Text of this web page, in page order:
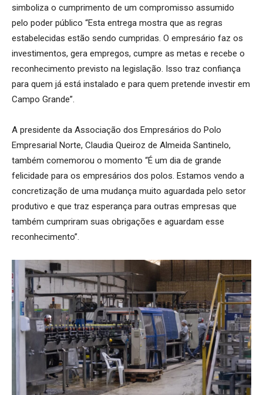
simboliza o cumprimento de um compromisso assumido
pelo poder público “Esta entrega mostra que as regras
estabelecidas estão sendo cumpridas. O empresário faz os
investimentos, gera empregos, cumpre as metas e recebe o
reconhecimento previsto na legislação. Isso traz confiança
para quem já está instalado e para quem pretende investir em
Campo Grande”.
A presidente da Associação dos Empresários do Polo
Empresarial Norte, Claudia Queiroz de Almeida Santinelo,
também comemorou o momento “É um dia de grande
felicidade para os empresários dos polos. Estamos vendo a
concretização de uma mudança muito aguardada pelo setor
produtivo e que traz esperança para outras empresas que
também cumpriram suas obrigações e aguardam esse
reconhecimento”.